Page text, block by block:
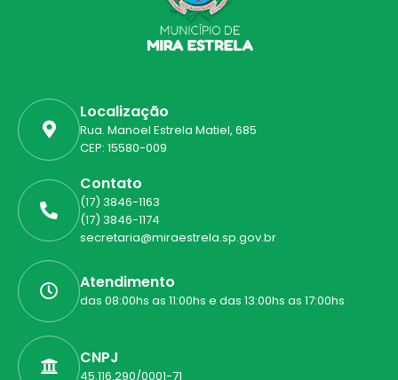
Localização
Rua. Manoel Estrela Matiel, 685
CEP: 15580-009
Contato
(17) 3846-1163
(17) 3846-1174
secretaria@miraestrela.sp.gov.br
Atendimento
das 08:00hs as 11:00hs e das 13:00hs as 17:00hs
CNPJ
45.116.290/0001-71